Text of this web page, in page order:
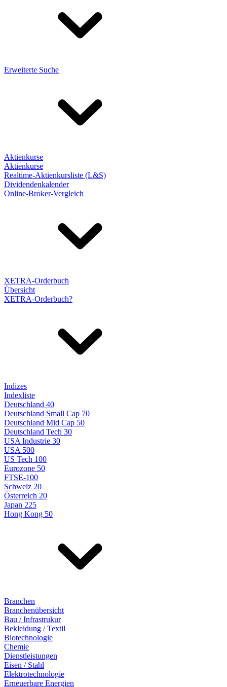
Erweiterte Suche
Aktienkurse
Aktienkurse
Realtime-Aktienkursliste (L&S)
Dividendenkalender
Online-Broker-Vergleich
XETRA-Orderbuch
Übersicht
XETRA-Orderbuch?
Indizes
Indexliste
Deutschland 40
Deutschland Small Cap 70
Deutschland Mid Cap 50
Deutschland Tech 30
USA Industrie 30
USA 500
US Tech 100
Eurozone 50
FTSE-100
Schweiz 20
Österreich 20
Japan 225
Hong Kong 50
Branchen
Branchenübersicht
Bau / Infrastrukur
Bekleidung / Textil
Biotechnologie
Chemie
Dienstleistungen
Eisen / Stahl
Elektrotechnologie
Erneuerbare Energien